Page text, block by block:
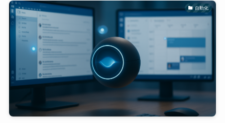
自動化